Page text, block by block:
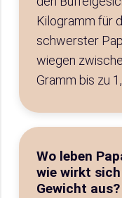
Kilogramm für
schwerster
wiegen
Gramm bis zu
Wo leben
wie wirkt
Gewicht aus?